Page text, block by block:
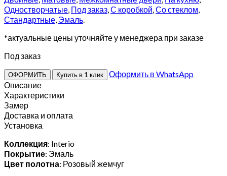
Одностворчатые, Под заказ,С коробкой,Со стеклом,
Стандартные, Эмаль.
*актуальные цены уточняйте у менеджера при заказе
Под заказ
ОФОРМИТЬ Купить в 1 клик
Оформить в WhatsApp
Описание
Характеристики
Замер
Доставка и оплата
Установка
Коллекция: Interio
Покрытие: Эмаль
Цвет полотна: Розовый жемчуг